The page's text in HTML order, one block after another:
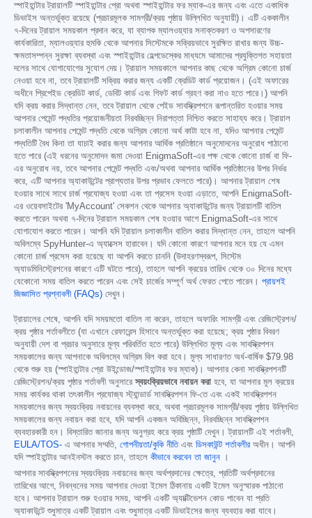
স্পাইহান্টার ট্রায়ালটি স্পাইহান্টার প্রো অথবা স্পাইহান্টার ফর ম্যাক-এর জন্য এবং এতে একাধিক
ডিভাইস অন্তর্ভুক্ত রয়েছে (প্রচারমূলক সামগ্রী/ক্রয় পৃষ্ঠায় উল্লিখিত অনুযায়ী)। এটি এককালীন
৭-দিনের ট্রায়াল সময়কাল প্রদান করে, যা ব্যাপক ম্যালওয়্যার সনাক্তকরণ ও অপসারণের
কার্যকারিতা, ম্যালওয়্যার হুমকি থেকে আপনার সিস্টেমকে সক্রিয়ভাবে সুরক্ষিত রাখার জন্য উচ্চ-
ক্ষমতাসম্পন্ন সুরক্ষা ব্যবস্থা এবং স্পাইহান্টার হেল্পডেস্কের মাধ্যমে আমাদের প্রযুক্তিগত সহায়তা
দলের সাথে যোগাযোগের সুযোগ দেয়। ট্রায়াল সময়কালে আপনার কাছ থেকে অগ্রিম কোনো চার্জ
নেওয়া হবে না, তবে ট্রায়ালটি সক্রিয় করার জন্য একটি ক্রেডিট কার্ড প্রয়োজন। (এই অফারের
অধীনে প্রিপেইড ক্রেডিট কার্ড, ডেবিট কার্ড এবং গিফট কার্ড গ্রহণ করা নাও হতে পারে।) আপনি
যদি ক্রয় করার সিদ্ধান্ত নেন, তবে ট্রায়াল থেকে পেইড সাবস্ক্রিপশনে রূপান্তরিত হওয়ার সময়
আপনার পেমেন্ট পদ্ধতির প্রয়োজনীয়তা নিরবচ্ছিন্ন নিরাপত্তা নিশ্চিত করতে সাহায্য করে। ট্রায়াল
চলাকালীন আপনার পেমেন্ট পদ্ধতি থেকে অগ্রিম কোনো অর্থ কাটা হবে না, যদিও আপনার পেমেন্ট
পদ্ধতিটি বৈধ কিনা তা যাচাই করার জন্য আপনার আর্থিক প্রতিষ্ঠানে অনুমোদনের অনুরোধ পাঠানো
হতে পারে (এই ধরনের অনুমোদন জমা দেওয়া EnigmaSoft-এর পক্ষ থেকে কোনো চার্জ বা ফি-
এর অনুরোধ নয়, তবে আপনার পেমেন্ট পদ্ধতি এবং/অথবা আপনার আর্থিক প্রতিষ্ঠানের উপর নির্ভর
করে, এটি আপনার অ্যাকাউন্টের প্রাপ্যতার উপর প্রভাব ফেলতে পারে)। আপনার ট্রায়াল শেষ
হওয়ার সাথে সাথে চার্জ প্রযোজ্য হওয়া এবং তা প্রসেস হওয়া এড়াতে, আপনি EnigmaSoft-
এর ওয়েবসাইটের 'MyAccount' সেকশন থেকে আপনার অ্যাকাউন্টের জন্য ট্রায়ালটি বাতিল
করতে পারেন অথবা ৭-দিনের ট্রায়াল সময়কাল শেষ হওয়ার আগে EnigmaSoft-এর সাথে
যোগাযোগ করতে পারেন। আপনি যদি ট্রায়াল চলাকালীন বাতিল করার সিদ্ধান্ত নেন, তাহলে আপনি
অবিলম্বে SpyHunter-এ অ্যাক্সেস হারাবেন। যদি কোনো কারণে আপনার মনে হয় যে এমন
কোনো চার্জ প্রসেস করা হয়েছে যা আপনি করতে চাননি (উদাহরণস্বরূপ, সিস্টেম
অ্যাডমিনিস্ট্রেশনের কারণে এটি ঘটতে পারে), তাহলে আপনি ক্রয়ের তারিখ থেকে ৩০ দিনের মধ্যে
যেকোনো সময় বাতিল করতে পারেন এবং সেই চার্জের সম্পূর্ণ অর্থ ফেরত পেতে পারেন। প্রায়শই
জিজ্ঞাসিত প্রশ্নাবলী (FAQs) দেখুন।
ট্রায়ালের শেষে, আপনি যদি সময়মতো বাতিল না করেন, তাহলে অফারিং সামগ্রী এবং রেজিস্ট্রেশন/
ক্রয় পৃষ্ঠার শর্তাবলীতে (যা এখানে রেফারেন্স হিসাবে অন্তর্ভুক্ত করা হয়েছে; ক্রয় পৃষ্ঠার বিবরণ
অনুযায়ী দেশ বা প্রচার অনুসারে মূল্য পরিবর্তিত হতে পারে) উল্লিখিত মূল্য এবং সাবস্ক্রিপশন
সময়কালের জন্য আপনাকে অবিলম্বে অগ্রিম বিল করা হবে। মূল্য সাধারণত অর্ধ-বার্ষিক $79.98
থেকে শুরু হয় (স্পাইহান্টার প্রো উইন্ডোজ/স্পাইহান্টার ফর ম্যাক)। আপনার কেনা সাবস্ক্রিপশনটি
রেজিস্ট্রেশন/ক্রয় পৃষ্ঠার শর্তাবলী অনুসারেস্বয়ংক্রিয়ভাবে নবায়ন করা হবে, যা আপনার মূল ক্রয়ের
সময় কার্যকর থাকা তৎকালীন প্রযোজ্য স্ট্যান্ডার্ড সাবস্ক্রিপশন ফি-তে এবং একই সাবস্ক্রিপশন
সময়কালের জন্য স্বয়ংক্রিয় নবায়নের ব্যবস্থা করে, অথবা প্রচারমূলক সামগ্রী/ক্রয় পৃষ্ঠায় উল্লিখিত
সময়কালের জন্য নবায়ন করা হবে, যদি আপনি একজন অবিচ্ছিন্ন, নিরবচ্ছিন্ন সাবস্ক্রিপশন
ব্যবহারকারী হন। বিস্তারিত জানার জন্য অনুগ্রহ করে ক্রয় পৃষ্ঠাটি দেখুন। ট্রায়ালটি এই শর্তাবলী,
EULA/TOS- এ আপনার সম্মতি, গোপনীয়তা/কুকি নীতিএবং ডিসকাউন্ট শর্তাবলীর অধীন। আপনি
যদি স্পাইহান্টার আনইনস্টল করতে চান, তাহলে কীভাবে করবেন তা জানুন ।
আপনার সাবস্ক্রিপশনের স্বয়ংক্রিয় নবায়নের জন্য অর্থপ্রদানের ক্ষেত্রে, প্রতিটি অর্থপ্রদানের
তারিখের আগে, নিবন্ধনের সময় আপনার দেওয়া ইমেল ঠিকানায় একটি ইমেল অনুস্মারক পাঠানো
হবে। আপনার ট্রায়াল শুরু হওয়ার সময়, আপনি একটি অ্যাক্টিভেশন কোড পাবেন যা প্রতি
অ্যাকাউন্টে শুধুমাত্র একটি ট্রায়াল এবং শুধুমাত্র একটি ডিভাইসের জন্য ব্যবহার করা যাবে।